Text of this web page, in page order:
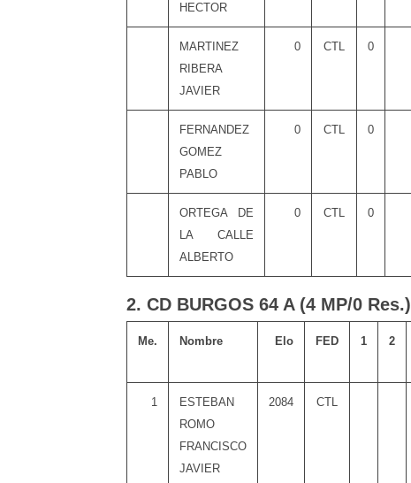
HECTOR
MARTINEZ
RIBERA
JAVIER
0 CTL 0
FERNANDEZ
GOMEZ
PABLO
0 CTL 0
ORTEGA DE
LA CALLE
ALBERTO
0 CTL 0
2. CD BURGOS 64 A (4 MP/0 Res.)
Me. Nombre Elo FED 1 2
1
ESTEBAN
ROMO
FRANCISCO
JAVIER
2084 CTL